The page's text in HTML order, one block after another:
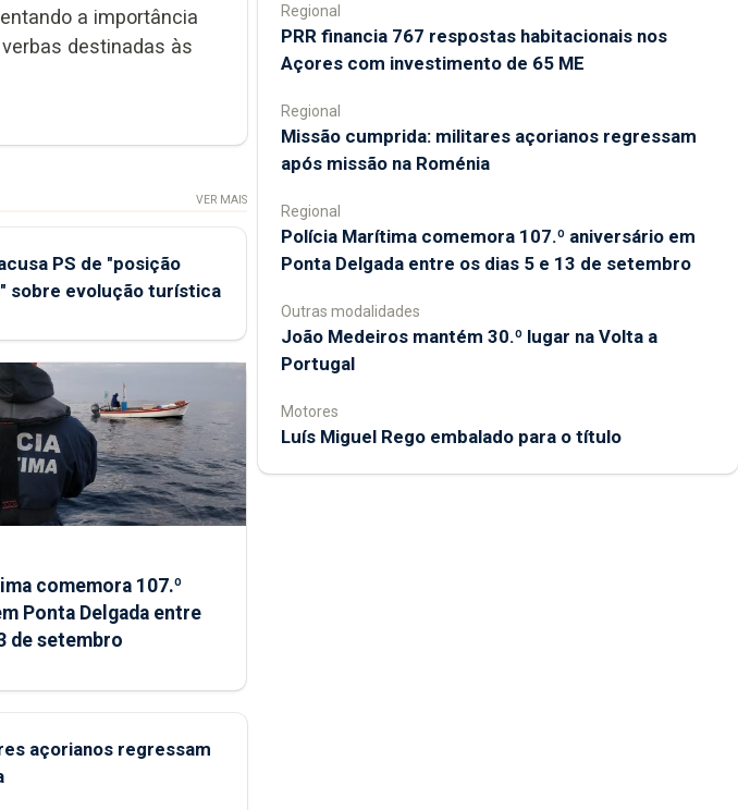
a importância
destinadas às
VER MAIS
PS de "posição
sobre evolução turística
comemora 107.º
Ponta Delgada entre
de setembro
açorianos regressam
Regional
PRR financia 767 respostas habitacionais nos
Açores com investimento de 65 ME
Regional
Missão cumprida: militares açorianos regressam
após missão na Roménia
Regional
Polícia Marítima comemora 107.º aniversário em
Ponta Delgada entre os dias 5 e 13 de setembro
Outras modalidades
João Medeiros mantém 30.º lugar na Volta a
Portugal
Motores
Luís Miguel Rego embalado para o título